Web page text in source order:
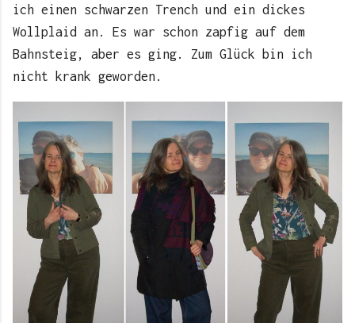
ich einen schwarzen Trench und ein dickes
Wollplaid an. Es war schon zapfig auf dem
Bahnsteig, aber es ging. Zum Glück bin ich
nicht krank geworden.